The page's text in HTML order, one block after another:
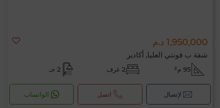
1,950,000 د.م
شقة ب فونتي العليا, أكادير
95 م² 2 غرف 2 حـ
لإتصال اتصل الواتساب